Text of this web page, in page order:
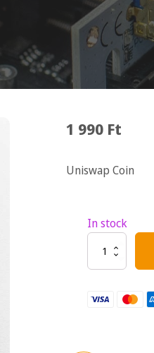
1 990 Ft
Uniswap Coin
In stock
Uniswap
Coin
quantity